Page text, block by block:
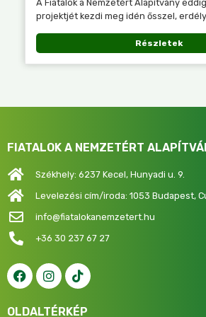
A Fiatalok a Nemzetért Alapítvány
projektjét kezdi meg idén ősszel, erdélyi
Részletek
FIATALOK A NEMZETÉRT
Székhely: 6237 Kecel, Hunyadi u. 9.
Levelezési cím/iroda: 1053 Budapest,
info@fiatalokanemzetert.hu
+36 30 237 67 27
OLDALTÉRKÉP